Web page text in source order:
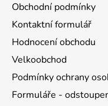
Obchodní podmínky
Kontaktní formulář
Hodnocení obchodu
Velkoobchod
Podmínky ochrany
Formuláře -